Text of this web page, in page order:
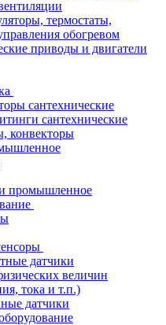
термостаты,
обогревом
приводы и двигатели
сантехнические
сантехнические
конвекторы
промышленное
датчики
величин
тока и т.п.)
датчики